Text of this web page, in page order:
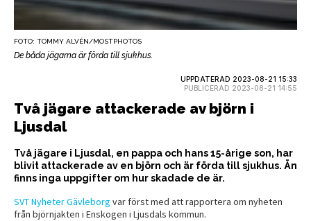
FOTO: TOMMY ALVÉN/MOSTPHOTOS
De båda jägarna är förda till sjukhus.
UPPDATERAD 2023-08-21 15:33
PUBLICERAD 2023-08-21 14:55
Två jägare attackerade av björn i
Ljusdal
Två jägare i Ljusdal, en pappa och hans 15-årige son, har
blivit attackerade av en björn och är förda till sjukhus. Än
finns inga uppgifter om hur skadade de är.
SVT Nyheter Gävleborg var först med att rapportera om nyheten
från björnjakten i Enskogen i Ljusdals kommun.